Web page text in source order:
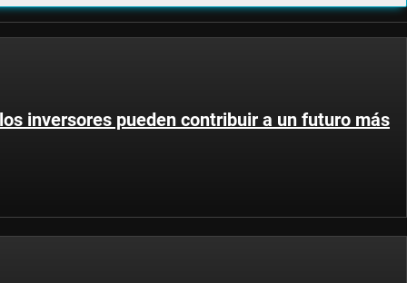
inversores pueden contribuir a un futuro más